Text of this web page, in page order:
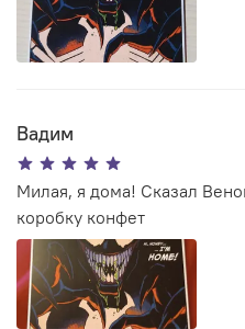
Вадим
Милая, я дома! Сказал
коробку конфет